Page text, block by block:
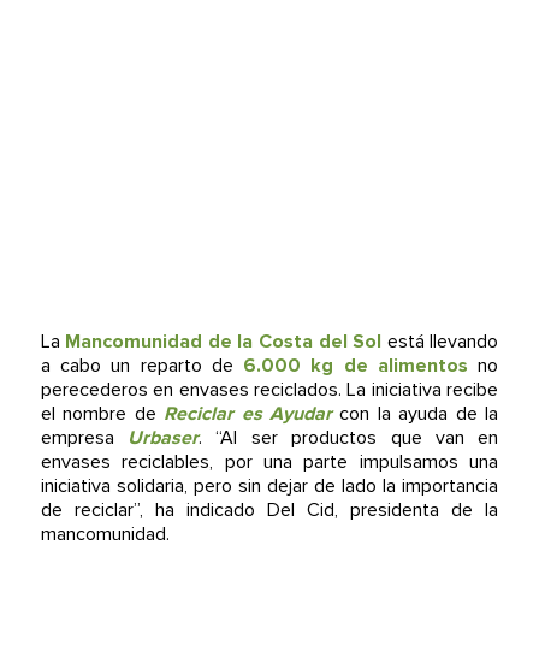
La Mancomunidad de la Costa del Sol está llevando
a cabo un reparto de 6.000 kg de alimentos no
perecederos en envases reciclados. La iniciativa recibe
el nombre de Reciclar es Ayudarcon la ayuda de la
empresa Urbaser. “Al ser productos que van en
envases reciclables, por una parte impulsamos una
iniciativa solidaria, pero sin dejar de lado la importancia
de reciclar”, ha indicado Del Cid, presidenta de la
mancomunidad.